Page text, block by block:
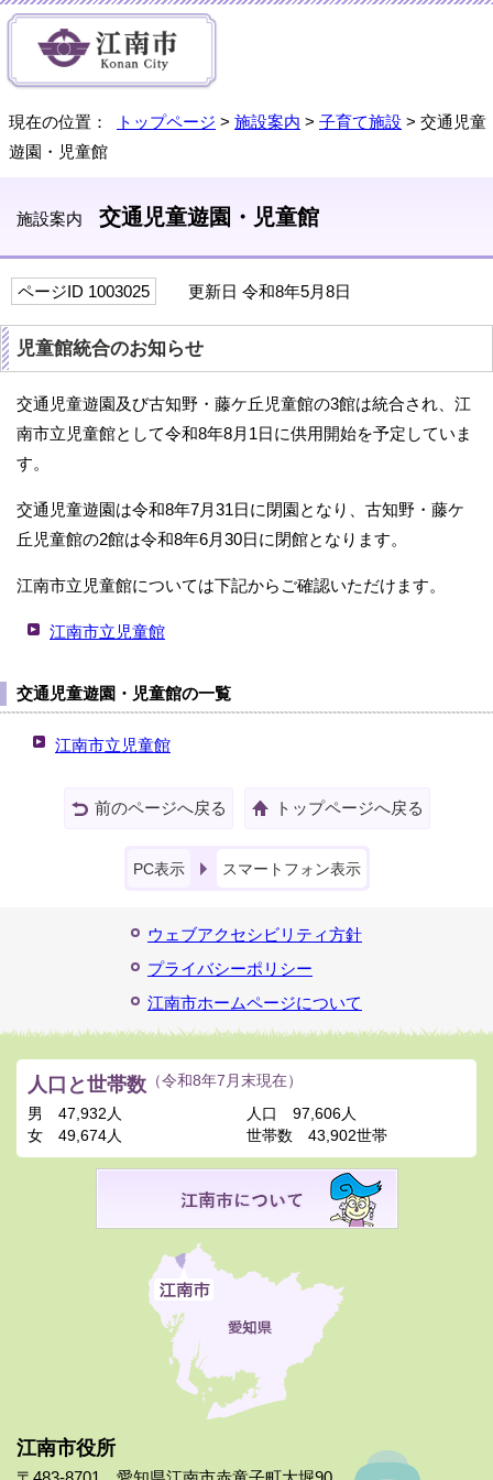
現在の位置： トップページ > 施設案内 > 子育て施設 > 交通児童
遊園・児童館
施設案内 交通児童遊園・児童館
ページID 1003025 更新日 令和8年5月8日
児童館統合のお知らせ
交通児童遊園及び古知野・藤ケ丘児童館の3館は統合され、江
南市立児童館として令和8年8月1日に供用開始を予定していま
す。
交通児童遊園は令和8年7月31日に閉園となり、古知野・藤ケ
丘児童館の2館は令和8年6月30日に閉館となります。
江南市立児童館については下記からご確認いただけます。
江南市立児童館
交通児童遊園・児童館の一覧
江南市立児童館
前のページへ戻る トップページへ戻る
PC表示 スマートフォン表示
ウェブアクセシビリティ方針
プライバシーポリシー
江南市ホームページについて
江南市役所
人口と世帯数 （令和8年7月末現在）
男
47,932人
女
49,674人
人口
97,606人
世帯数
43,902世帯